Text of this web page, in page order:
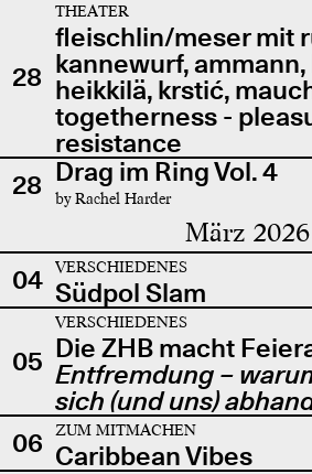
28
THEATER
fleischlin/meser mit
kannewurf,
heikkilä, krstić,
togetherness -
resistance
28 Drag im Ring Vol. 4
by Rachel Harder
März 2026
04 VERSCHIEDENES
Südpol Slam
05
VERSCHIEDENES
Die ZHB macht
Entfremdung –
sich (und uns)
06
ZUM MITMACHEN
Caribbean Vibes